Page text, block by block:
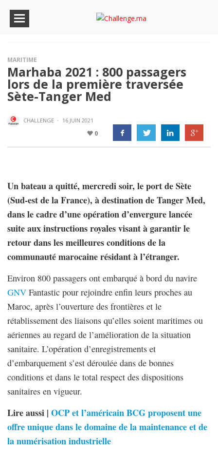
MARITIME
Marhaba 2021 : 800 passagers
lors de la première traversée
Sète-Tanger Med
CHALLENGE · 16 JUIN 2021
0
Un bateau a quitté, mercredi soir, le port de Sète
(Sud-est de la France), à destination de Tanger Med,
dans le cadre d’une opération d’envergure lancée
suite aux instructions royales visant à garantir le
retour dans les meilleures conditions de la
communauté marocaine résidant à l’étranger.
Environ 800 passagers ont embarqué à bord du navire
GNV Fantastic pour rejoindre enfin leurs proches au
Maroc, après l’ouverture des frontières et le
rétablissement des liaisons qu’elles soient maritimes ou
aériennes au regard de l’amélioration de la situation
sanitaire. L’opération d’enregistrements et
d’embarquement s’est déroulée dans de bonnes
conditions et dans le total respect des dispositions
sanitaires en vigueur.
Lire aussi | OCP et l’américain BCG proposent une
offre unique dans le domaine de la maintenance et de
la numérisation industrielle